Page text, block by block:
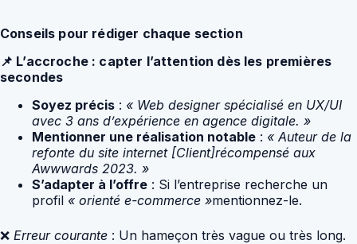
Conseils pour rédiger chaque section
📌 L’accroche : capter l’attention dès les premières
secondes
Soyez précis : « Web designer spécialisé en UX/UI
avec 3 ans d’expérience en agence digitale. »
Mentionner une réalisation notable : « Auteur de la
refonte du site internet [Client]récompensé aux
Awwwards 2023. »
S’adapter à l’offre : Si l’entreprise recherche un
profil « orienté e-commerce »mentionnez-le.
❌ Erreur courante : Un hameçon très vague ou très long.